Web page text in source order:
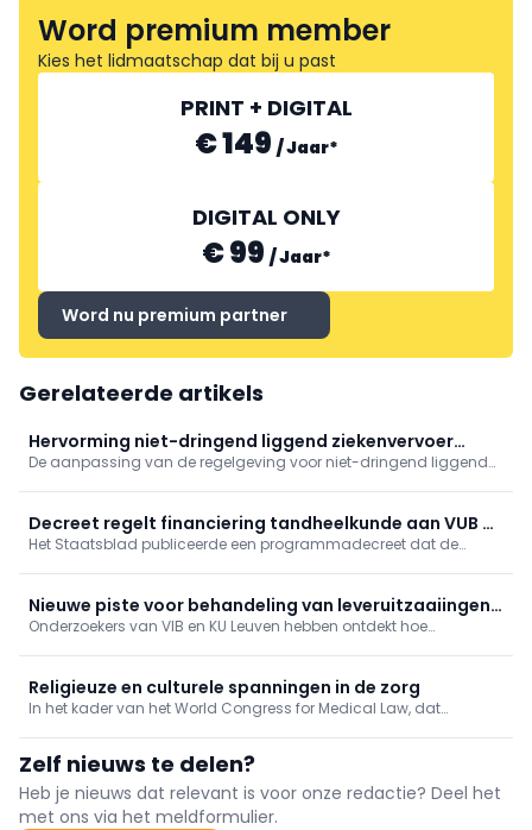
Word premium member
Kies het lidmaatschap dat bij u past
PRINT + DIGITAL
€ 149 /Jaar*
DIGITAL ONLY
€ 99 /Jaar*
Word nu premium partner
Gerelateerde artikels
Hervorming niet-dringend liggend ziekenvervoer
wordt ingediend
De aanpassing van de regelgeving voor niet-dringend liggend
parlementaire vraag.
Decreet regelt financiering tandheelkunde aan VUB en
geneeskunde aan UHasselt
Het Staatsblad publiceerde een programmadecreet dat de
Nieuwe piste voor behandeling van leveruitzaaiingen
ontdekt
Onderzoekers van VIB en KU Leuven hebben ontdekt hoe
Religieuze en culturele spanningen in de zorg
In het kader van het World Congress for Medical Law, dat
officieel boven de doopvont gehouden.
Zelf nieuws te delen?
Heb je nieuws dat relevant is voor onze redactie? Deel het
met ons via het meldformulier.